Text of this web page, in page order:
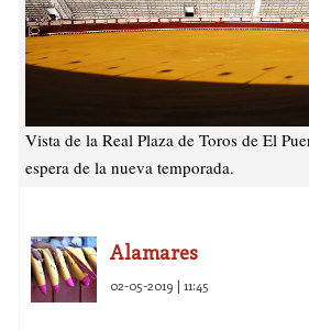
Vista de la Real Plaza de Toros de El
espera de la nueva temporada.
Alamares
02-05-2019 | 11:45